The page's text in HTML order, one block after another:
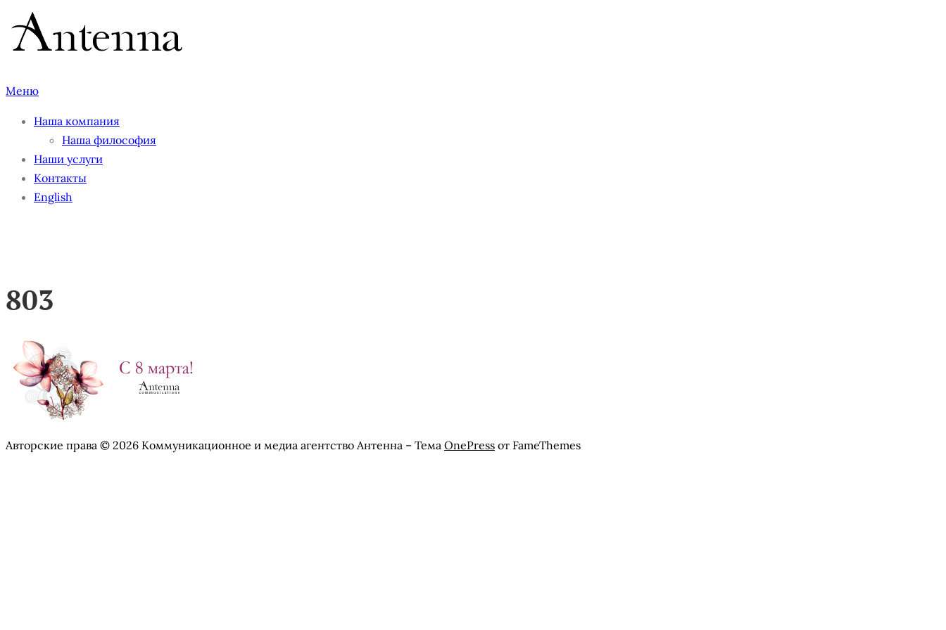
Перейти
содержимому
Меню
Наша компания
Наша философия
Наши услуги
Контакты
English
803
Авторские права © 2026 Коммуникационное и медиа агентство Антенна – Тема OnePress от FameThemes